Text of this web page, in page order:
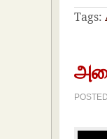
Tags: